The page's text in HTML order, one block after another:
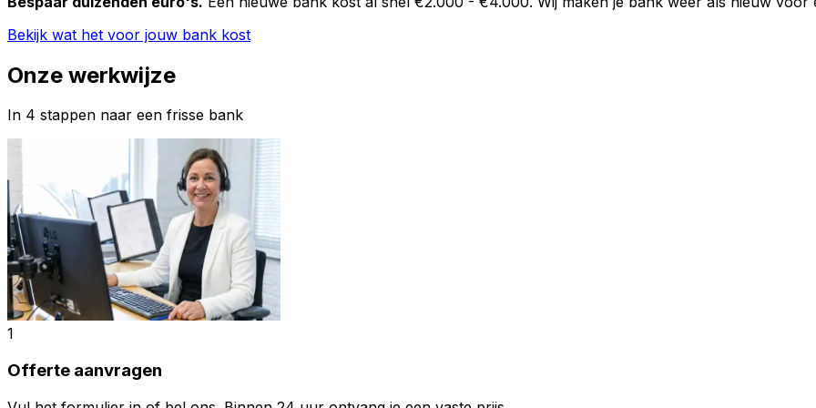
Bekijk wat het voor jouw bank kost
Onze werkwijze
In 4 stappen naar een frisse bank
1
Offerte aanvragen